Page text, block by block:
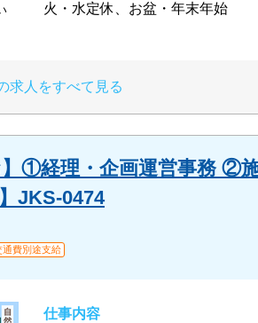
火・水定休、お盆・年末年始
求人をすべて見る
】①経理・企画運営事務 ②
JKS-0474
通費別途支給
仕事内容